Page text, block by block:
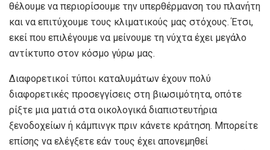
θέλουμε να περιορίσουμε την υπερθέρμανση του πλανήτη
και να επιτύχουμε τους κλιματικούς μας στόχους. Έτσι,
εκεί που επιλέγουμε να μείνουμε τη νύχτα έχει μεγάλο
αντίκτυπο στον κόσμο γύρω μας.
Διαφορετικοί τύποι καταλυμάτων έχουν πολύ
διαφορετικές προσεγγίσεις στη βιωσιμότητα, οπότε
ρίξτε μια ματιά στα οικολογικά διαπιστευτήρια
ξενοδοχείων ή κάμπινγκ πριν κάνετε κράτηση. Μπορείτε
επίσης να ελέγξετε εάν τους έχει απονεμηθεί